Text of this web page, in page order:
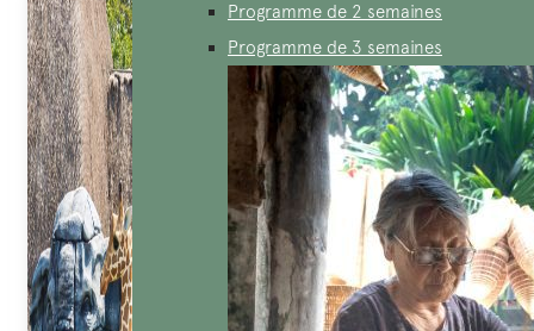
Programme de 2 semaines
Programme de 3 semaines